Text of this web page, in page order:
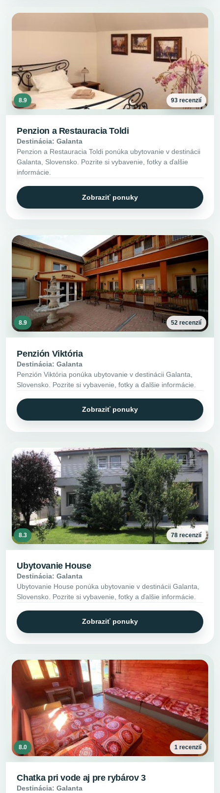
8.9 93 recenzií
Penzion a Restauracia Toldi
Destinácia: Galanta
Penzion a Restauracia Toldi ponúka ubytovanie v destinácii
Galanta, Slovensko. Pozrite si vybavenie, fotky a ďalšie
informácie.
Zobraziť ponuky
8.9 52 recenzií
Penzión Viktória
Destinácia: Galanta
Penzión Viktória ponúka ubytovanie v destinácii Galanta,
Slovensko. Pozrite si vybavenie, fotky a ďalšie informácie.
Zobraziť ponuky
8.3 78 recenzií
Ubytovanie House
Destinácia: Galanta
Ubytovanie House ponúka ubytovanie v destinácii Galanta,
Slovensko. Pozrite si vybavenie, fotky a ďalšie informácie.
Zobraziť ponuky
8.0 1 recenzií
Chatka pri vode aj pre rybárov 3
Destinácia: Galanta